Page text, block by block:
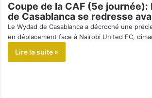
Coupe de la CAF (5e journée):
de Casablanca se redresse
Le Wydad de Casablanca a décroché une
en déplacement face à Nairobi United FC,
Lire la suite »